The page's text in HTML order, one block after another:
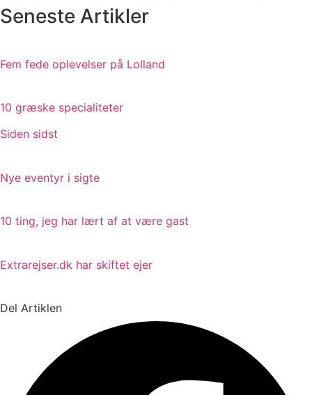
Seneste Artikler
Fem fede oplevelser på Lolland
10 græske specialiteter
Siden sidst
Nye eventyr i sigte
10 ting, jeg har lært af at være gast
Extrarejser.dk har skiftet ejer
Del Artiklen